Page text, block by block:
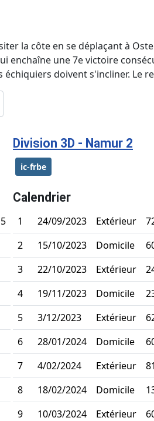
la côte en se déplaçant à
enchaîne une 7e victoire
doivent s'incliner. Le
Division 3D - Namur 2
ic-frbe
Calendrier
1 24/09/2023 Extérieur
2
15/10/2023 Domicile
3
22/10/2023 Extérieur
4
19/11/2023 Domicile
5
3/12/2023 Extérieur
6
28/01/2024 Domicile
7
4/02/2024 Extérieur
8
18/02/2024 Domicile
9
10/03/2024 Extérieur